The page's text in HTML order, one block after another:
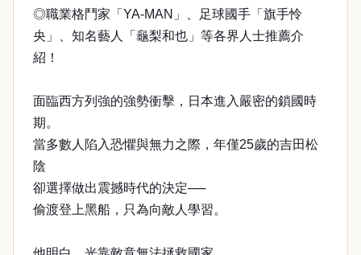
◎職業格鬥家「YA-MAN」、足球國手「旗手怜
央」、知名藝人「龜梨和也」等各界人士推薦介
紹！
面臨西方列強的強勢衝擊，日本進入嚴密的鎖國時
期。
當多數人陷入恐懼與無力之際，年僅25歲的吉田松
陰
卻選擇做出震撼時代的決定──
偷渡登上黑船，只為向敵人學習。